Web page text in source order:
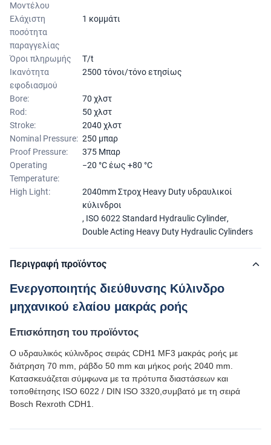
Μοντέλου
Ελάχιστη
ποσότητα
παραγγελίας
1 κομμάτι
Όροι πληρωμής
T/t
Ικανότητα
εφοδιασμού
2500 τόνοι/τόνο ετησίως
Bore:
70 χλστ
Rod:
50 χλστ
Stroke:
2040 χλστ
Nominal Pressure: 250 μπαρ
Proof Pressure:
375 Μπαρ
Operating
Temperature:
−20 °C έως +80 °C
High Light:
2040mm Στροχ Heavy Duty υδραυλικοί
κύλινδροι
, ISO 6022 Standard Hydraulic Cylinder,
Double Acting Heavy Duty Hydraulic Cylinders
Περιγραφή προϊόντος
Ενεργοποιητής διεύθυνσης Κύλινδρο
μηχανικού ελαίου μακράς ροής
Επισκόπηση του προϊόντος
Ο υδραυλικός κύλινδρος σειράς CDH1 MF3 μακράς ροής με
διάτρηση 70 mm, ράβδο 50 mm και μήκος ροής 2040 mm.
Κατασκευάζεται σύμφωνα με τα πρότυπα διαστάσεων και
τοποθέτησης ISO 6022 / DIN ISO 3320,συμβατό με τη σειρά
Bosch Rexroth CDH1.